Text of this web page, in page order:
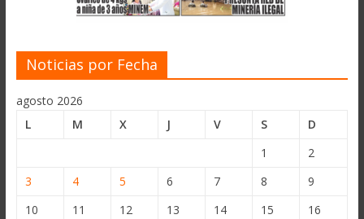
Noticias por Fecha
agosto 2026
L
M X J V S
D
1
2
3
4 5 6 7 8
9
10
11 12 13 14 15
16